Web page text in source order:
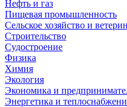
Нефть и газ
Пищевая промышленность
Сельское хозяйство и
Строительство
Судостроение
Физика
Химия
Экология
Экономика и
Энергетика и